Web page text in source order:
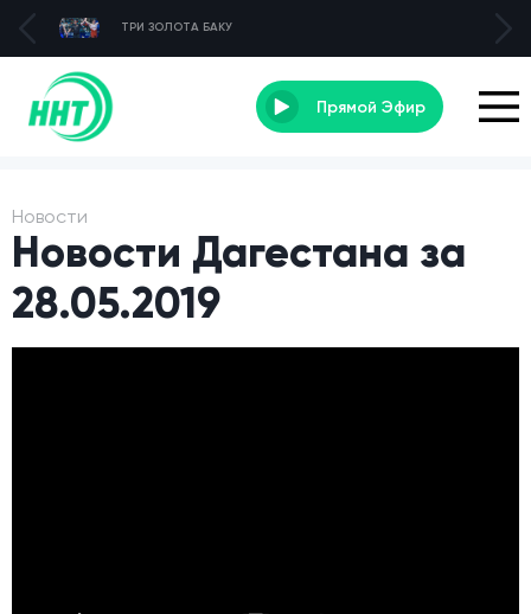
ТРИ ЗОЛОТА БАКУ
Прямой Эфир
Новости
Новости Дагестана за
28.05.2019